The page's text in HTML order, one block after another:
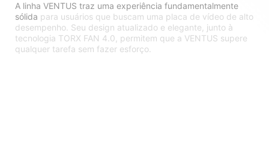
A linha VENTUS traz uma experiência fundamentalmente
sólida para usuários que buscam uma placa de vídeo de alto
desempenho. Seu design atualizado e elegante, junto à
tecnologia TORX FAN 4.0, permitem que a VENTUS supere
qualquer tarefa sem fazer esforço.